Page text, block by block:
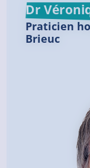
Dr
Praticien
Brieuc